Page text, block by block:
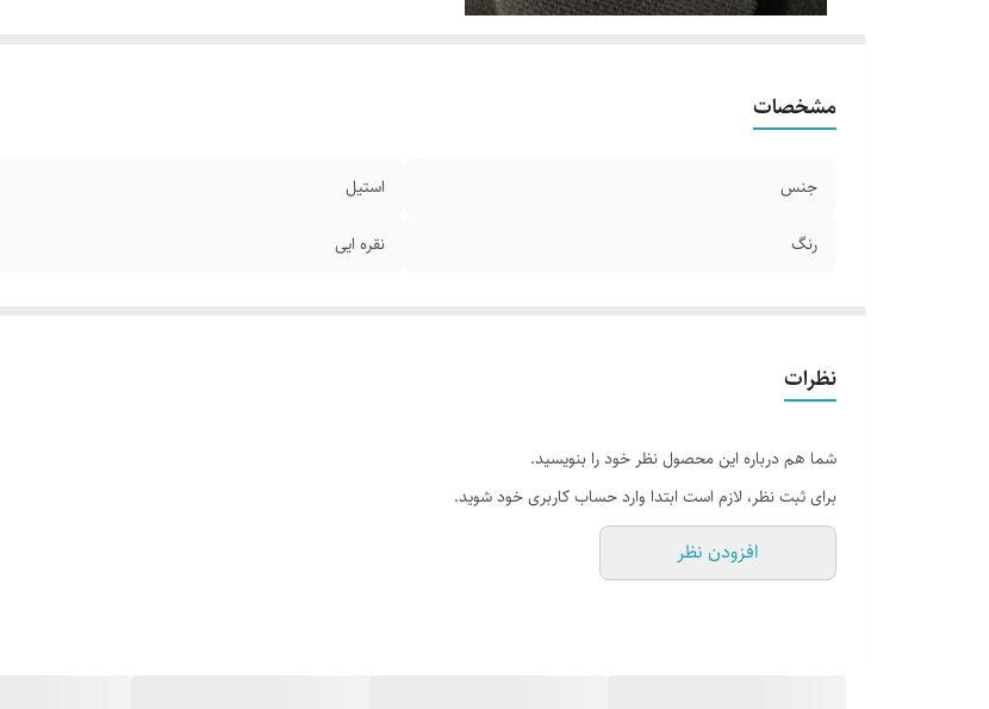
مشخصات
جنس استیل
رنگ نقره ایی
نظرات
شما هم درباره این محصول نظر خود را بنویسید.
برای ثبت نظر، لازم است ابتدا وارد حساب کاربری خود شوید.
افزودن نظر